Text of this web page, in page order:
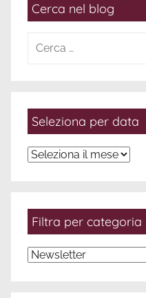
Cerca nel blog
Ricerca
Seleziona per data
Seleziona
Filtra per categoria
Filtra